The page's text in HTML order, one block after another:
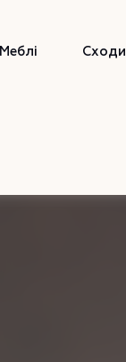
Меблі Сходи